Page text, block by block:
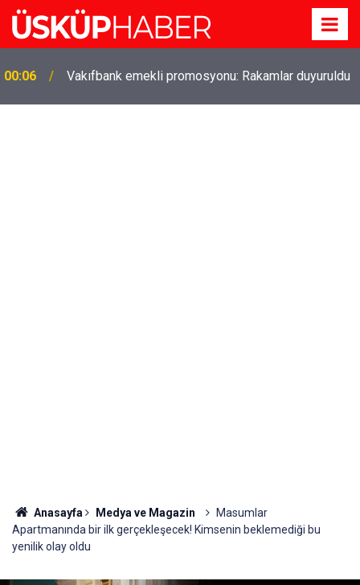
00:06 Vakıfbank emekli promosyonu: Rakamlar duyuruldu
19:21
Gözde oldu! Hem köy hem mahalle hayatı iç içe!
İzmir'deki doğal semt
Anasayfa Medya ve Magazin
Masumlar
Apartmanında bir ilk gerçekleşecek! Kimsenin beklemediği bu
yenilik olay oldu